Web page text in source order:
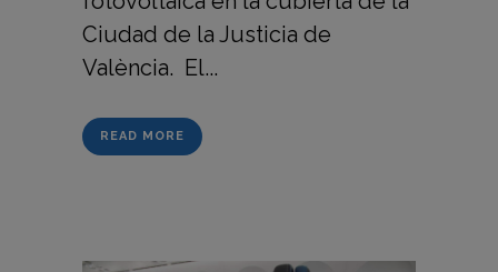
Ciudad de la Justicia de
València. El...
READ MORE